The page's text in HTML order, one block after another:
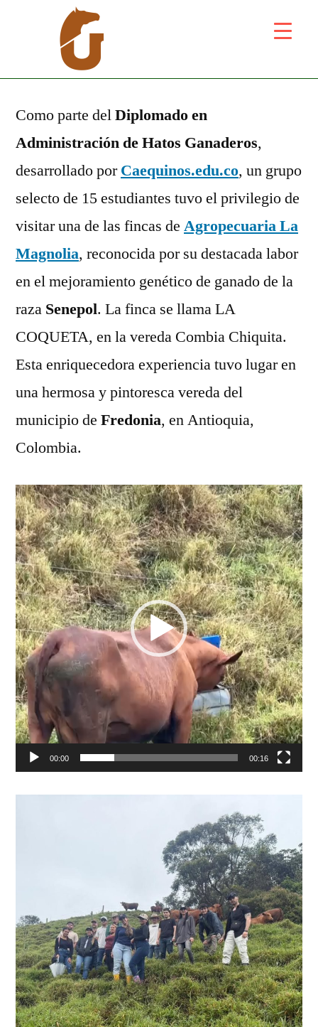
Como parte delDiplomado en
Administración de Hatos Ganaderos,
desarrollado porCaequinos.edu.co, un grupo
selecto de 15 estudiantes tuvo el privilegio de
visitar una de las fincas de Agropecuaria La
Magnolia, reconocida por su destacada labor
en el mejoramiento genético de ganado de la
raza Senepol. La finca se llama LA
COQUETA, en la vereda Combia Chiquita.
Esta enriquecedora experiencia tuvo lugar en
una hermosa y pintoresca vereda del
municipio de Fredonia, en Antioquia,
Colombia.
Reproductor
de
vídeo
00:00 00:16